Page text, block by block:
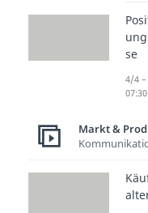
se
4/4
07:30
Markt &